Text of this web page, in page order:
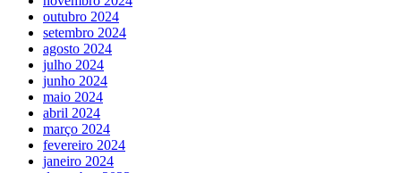
outubro 2024
setembro 2024
agosto 2024
julho 2024
junho 2024
maio 2024
abril 2024
março 2024
fevereiro 2024
janeiro 2024